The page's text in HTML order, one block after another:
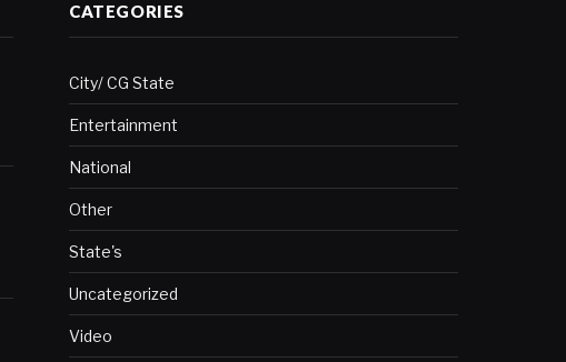
CATEGORIES
City/ CG State
Entertainment
National
Other
State's
Uncategorized
Video